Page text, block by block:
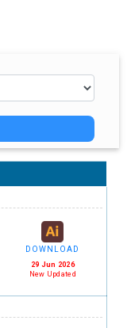
DOWNLOAD
29 Jun 2026
New Updated